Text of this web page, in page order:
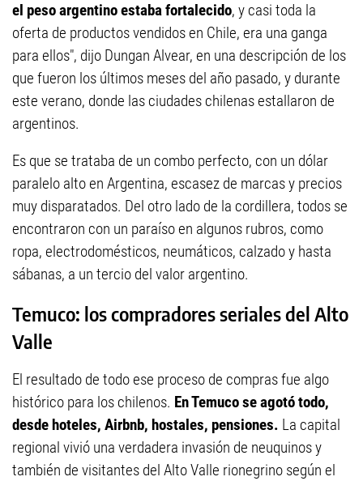
el peso argentino estaba fortalecido, y casi toda la
oferta de productos vendidos en Chile, era una ganga
para ellos", dijo Dungan Alvear, en una descripción de los
que fueron los últimos meses del año pasado, y durante
este verano, donde las ciudades chilenas estallaron de
argentinos.
Es que se trataba de un combo perfecto, con un dólar
paralelo alto en Argentina, escasez de marcas y precios
muy disparatados. Del otro lado de la cordillera, todos se
encontraron con un paraíso en algunos rubros, como
ropa, electrodomésticos, neumáticos, calzado y hasta
sábanas, a un tercio del valor argentino.
Temuco: los compradores seriales del Alto
Valle
El resultado de todo ese proceso de compras fue algo
histórico para los chilenos. En Temuco se agotó todo,
desde hoteles, Airbnb, hostales, pensiones. La capital
regional vivió una verdadera invasión de neuquinos y
también de visitantes del Alto Valle rionegrino según el